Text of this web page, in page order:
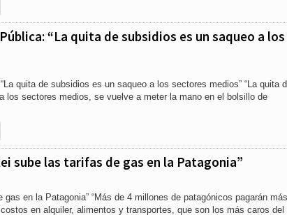
“La quita de subsidios es un saqueo a los
quita de subsidios es un saqueo a los sectores medios” “La quita
los sectores medios, se vuelve a meter la mano en el bolsillo de
sube las tarifas de gas en la Patagonia”
en la Patagonia” “Más de 4 millones de patagónicos pagarán
en alquiler, alimentos y transportes, que son los más caros del